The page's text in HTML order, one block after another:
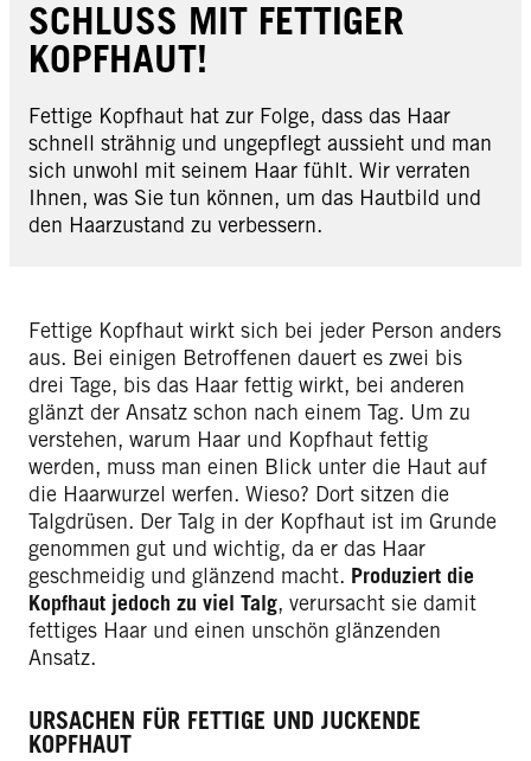
SCHLUSS MIT FETTIGER
KOPFHAUT!
Fettige Kopfhaut hat zur Folge, dass das Haar
schnell strähnig und ungepflegt aussieht und man
sich unwohl mit seinem Haar fühlt. Wir verraten
Ihnen, was Sie tun können, um das Hautbild und
den Haarzustand zu verbessern.
Fettige Kopfhaut wirkt sich bei jeder Person anders
aus. Bei einigen Betroffenen dauert es zwei bis
drei Tage, bis das Haar fettig wirkt, bei anderen
glänzt der Ansatz schon nach einem Tag. Um zu
verstehen, warum Haar und Kopfhaut fettig
werden, muss man einen Blick unter die Haut auf
die Haarwurzel werfen. Wieso? Dort sitzen die
Talgdrüsen. Der Talg in der Kopfhaut ist im Grunde
genommen gut und wichtig, da er das Haar
geschmeidig und glänzend macht. Produziert die
Kopfhaut jedoch zu viel Talg, verursacht sie damit
fettiges Haar und einen unschön glänzenden
Ansatz.
URSACHEN FÜR FETTIGE UND JUCKENDE
KOPFHAUT